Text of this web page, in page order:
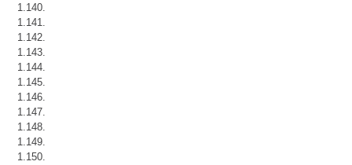
1.140.
1.141.
1.142.
1.143.
1.144.
1.145.
1.146.
1.147.
1.148.
1.149.
1.150.